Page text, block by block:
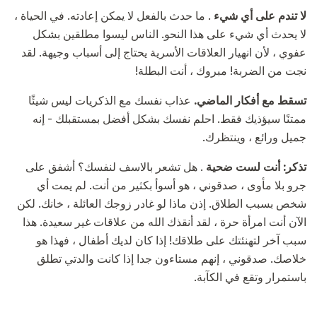
لا تندم على أي شيء . ما حدث بالفعل لا يمكن إعادته. في الحياة ،
لا يحدث أي شيء على هذا النحو. الناس ليسوا مطلقين بشكل
عفوي ، لأن انهيار العلاقات الأسرية يحتاج إلى أسباب وجيهة. لقد
نجت من الضربة! مبروك ، أنت البطلة!
تسقط مع أفكار الماضي. عذاب نفسك مع الذكريات ليس شيئًا
ممتنًا سيؤذيك فقط. احلم نفسك بشكل أفضل بمستقبلك - إنه
جميل ورائع ، وينتظرك.
تذكر: أنت لست ضحية . هل تشعر بالاسف لنفسك؟ أشفق على
جرو بلا مأوى ، صدقوني ، هو أسوأ بكثير من أنت. لم يمت أي
شخص بسبب الطلاق. إذن ماذا لو غادر زوجك العائلة ، خانك. لكن
الآن أنت امرأة حرة ، لقد أنقذك الله من علاقات غير سعيدة. هذا
سبب آخر لتهنئتك على طلاقك! إذا كان لديك أطفال ، فهذا هو
خلاصك. صدقوني ، إنهم مستاءون جدا إذا كانت والدتي تطلق
باستمرار وتقع في الكآبة.